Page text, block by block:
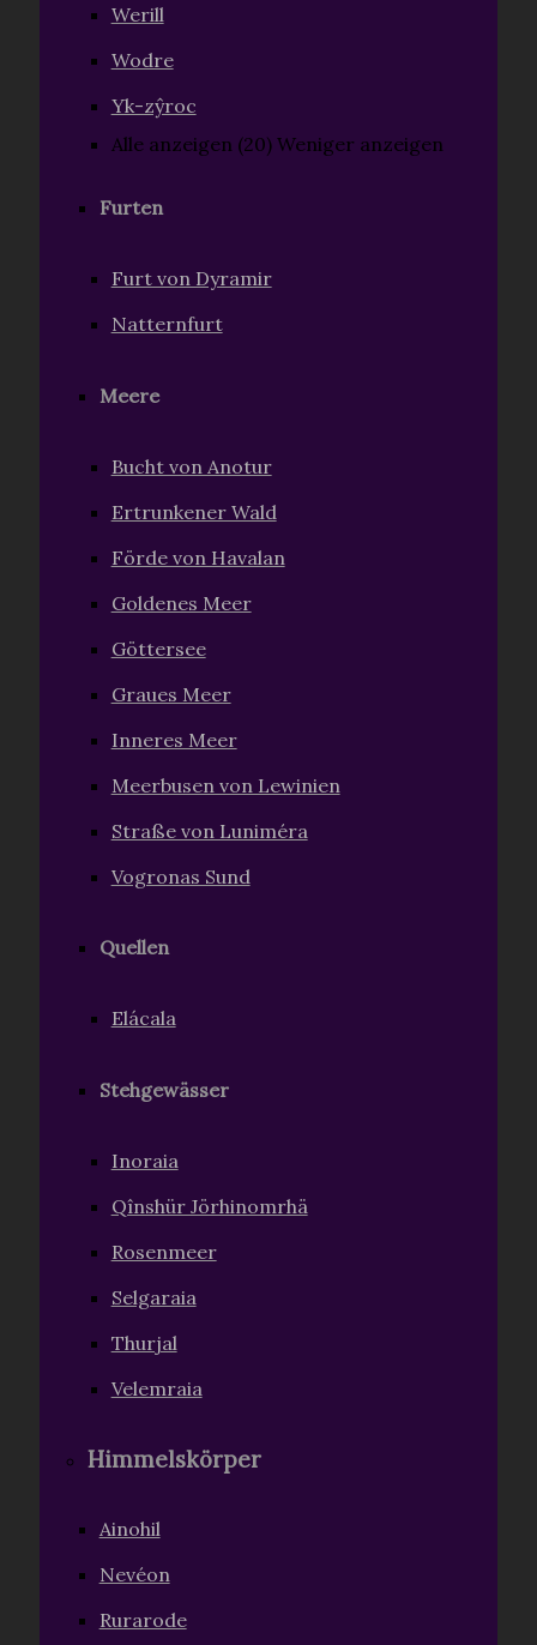
Werill
Wodre
Yk-zŷroc
Alle anzeigen (20) Weniger anzeigen
Furten
Furt von Dyramir
Natternfurt
Meere
Bucht von Anotur
Ertrunkener Wald
Förde von Havalan
Goldenes Meer
Göttersee
Graues Meer
Inneres Meer
Meerbusen von Lewinien
Straße von Luniméra
Vogronas Sund
Quellen
Elácala
Stehgewässer
Inoraia
Qînshür Jörhinomrhä
Rosenmeer
Selgaraia
Thurjal
Velemraia
Himmelskörper
Ainohil
Nevéon
Rurarode